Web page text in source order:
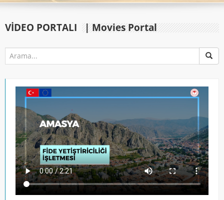
VIDEO PORTALI | Movies Portal